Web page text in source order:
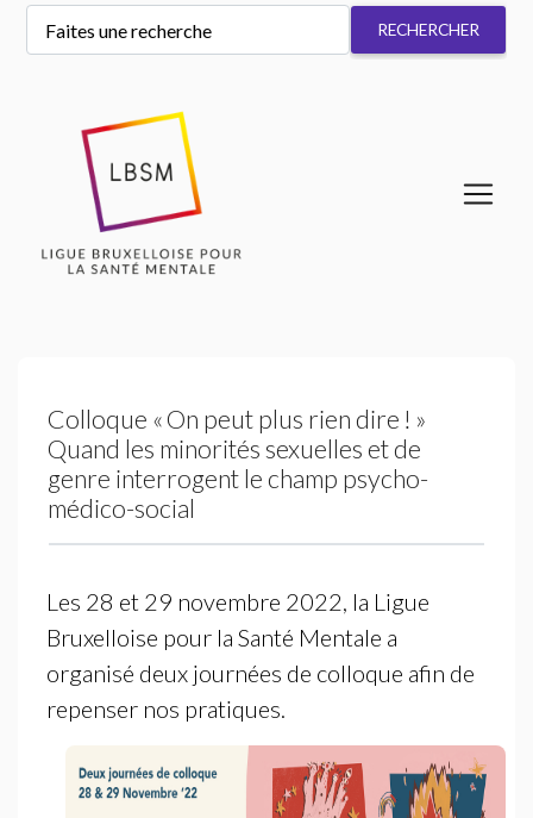
Colloque «On peut plus rien dire ! »
Quand les minorités sexuelles et de
genre interrogent le champ psycho-
médico-social
Les 28 et 29 novembre 2022, la Ligue
Bruxelloise pour la Santé Mentale a
organisé deux journées de colloque afin de
repenser nos pratiques.